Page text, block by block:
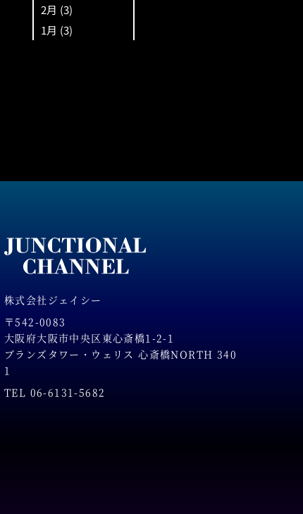
2月 (3)
1月 (3)
株式会社ジェイシー
〒542-0083
大阪府大阪市中央区東心斎橋1-2-1
ブランズタワー・ウェリス 心斎橋NORTH 340
1
TEL 06-6131-5682